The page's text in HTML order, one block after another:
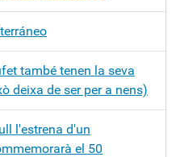
també tenen la seva
deixa de ser per a nens)
l'estrena d'un
el 50